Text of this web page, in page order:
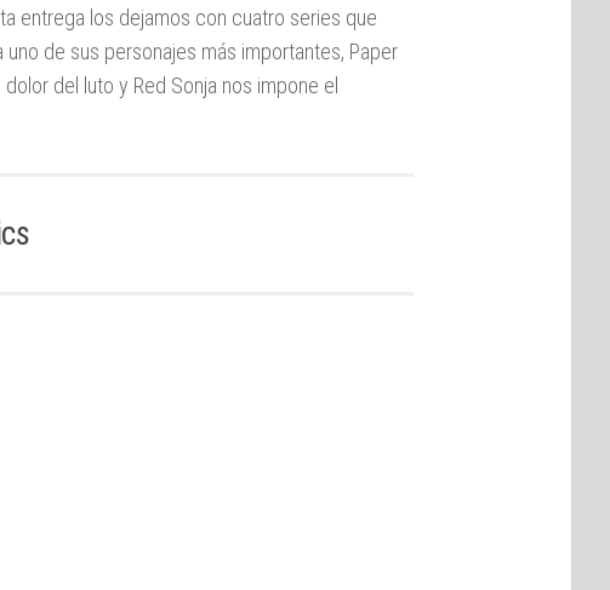
entrega los dejamos con cuatro series que
de sus personajes más importantes, Paper
del luto y Red Sonja nos impone el